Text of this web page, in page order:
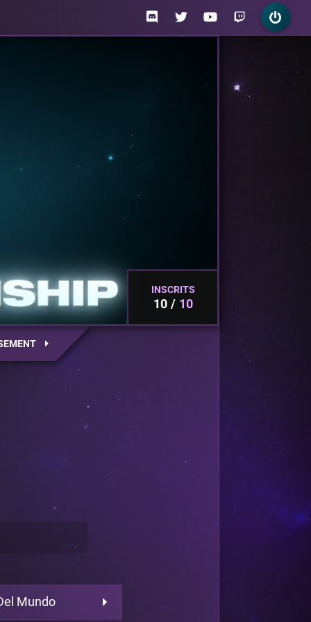
INSCRITS
10 10
Mundo